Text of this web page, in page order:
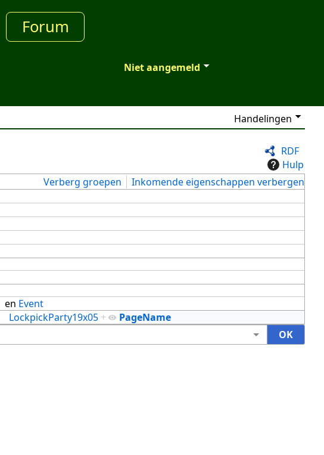
Forum
Niet aangemeld
Handelingen
RDF
Hulp
Verberg groepen
Inkomende eigenschappen verbergen
en Event
PageName
LockpickParty19x05 +